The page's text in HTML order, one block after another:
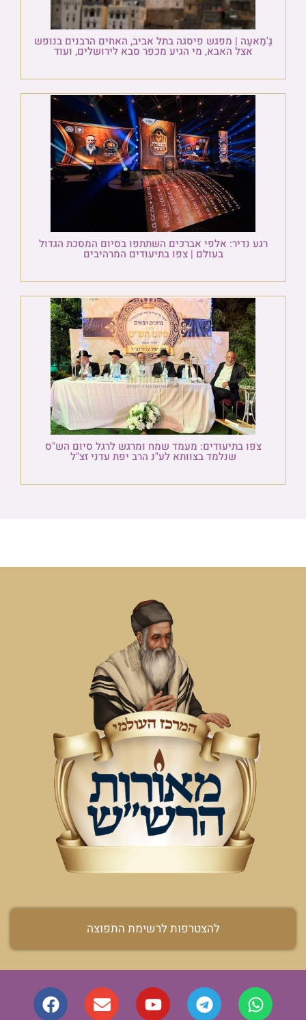
גַ'מַאעַה | מפגש פיסגה בתל אביב, האחים הרבנים בנופש
אצל האבא, מי הגיע מכפר סבא לירושלים, ועוד
רגע נדיר: אלפי אברכים השתתפו בסיום המסכת הגדול
בעולם | צפו בתיעודים המרהיבים
צפו בתיעודים: מעמד שמח ומרגש לרגל סיום הש"ס
שנלמד בצוותא לע"נ הרב יפת עדני זצ"ל
להצטרפות לרשימת התפוצה